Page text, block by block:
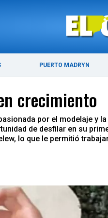
PUERTO MADRYN
crecimiento
por el modelaje y
de desfilar en su
lo que le permitió